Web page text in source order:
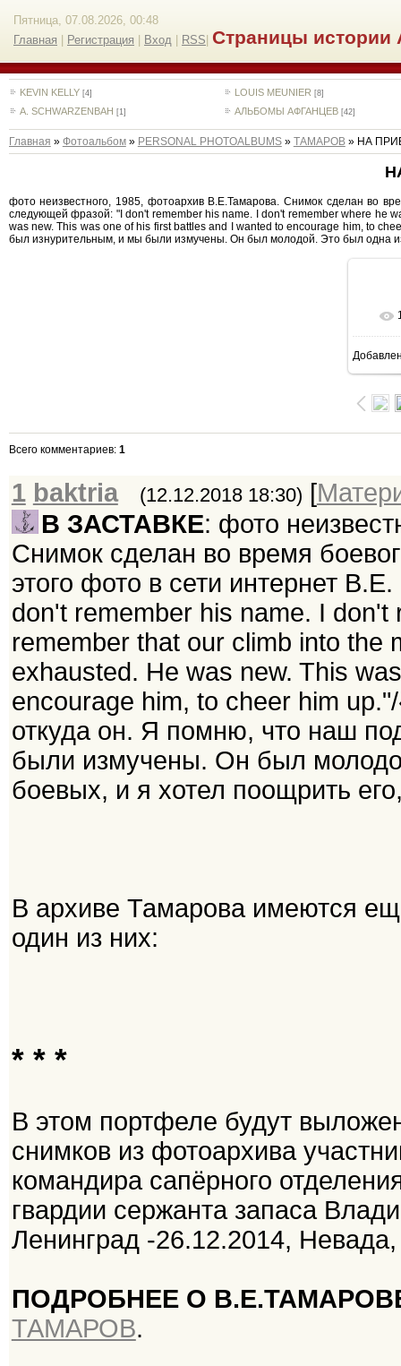
Пятница, 07.08.2026, 00:48
Главная
Регистрация Вход RSS Страницы истории
KEVIN KELLY [4] LOUIS MEUNIER [8]
A. SCHWARZENBAH [1] АЛЬБОМЫ АФГАНЦЕВ [42]
Главная » Фотоальбом» PERSONAL PHOTOALBUMS» ТАМАРОВ» НА
фото неизвестного, 1985, фотоархив В.Е.Тамарова. Снимок сделан во
следующей фразой: "I don't remember his name. I don't remember where he
was new. This was one of his first battles and I wanted to encourage him, to
был изнурительным, и мы были измучены. Он был молодой. Это был одна
Всего комментариев: 1
1 baktria (12.12.2018 18:30) [
В ЗАСТАВКЕ: фото
Снимок сделан во время
этого фото в сети интернет
don't remember his name. I
remember that our climb into the
exhausted. He was new. This
encourage him, to cheer him
откуда он. Я помню, что наш
были измучены. Он был
боевых, и я хотел поощрить
В архиве Тамарова имеются
один из них:
* * *
В этом портфеле будут
снимков из фотоархива
командира сапёрного
гвардии сержанта запаса
Ленинград -26.12.2014,
ПОДРОБНЕЕ О
ТАМАРОВ.